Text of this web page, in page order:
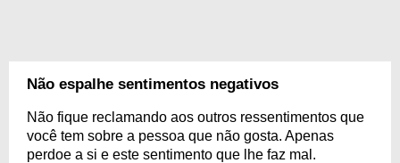
Não espalhe sentimentos negativos
Não fique reclamando aos outros ressentimentos que
você tem sobre a pessoa que não gosta. Apenas
perdoe a si e este sentimento que lhe faz mal.